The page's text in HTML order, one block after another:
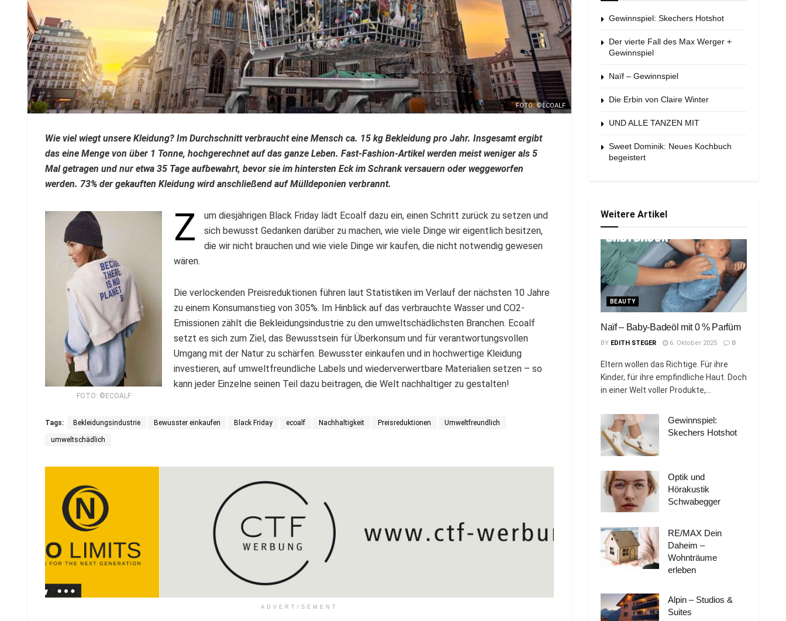
FOTO: ©ECOALF
Wie viel wiegt unsere Kleidung? Im Durchschnitt verbraucht eine Mensch ca. 15 kg Bekleidung pro Jahr. Insgesamt ergibt
das eine Menge von über 1 Tonne, hochgerechnet auf das ganze Leben. Fast-Fashion-Artikel werden meist weniger als 5
Mal getragen und nur etwa 35 Tage aufbewahrt, bevor sie im hintersten Eck im Schrank versauern oder weggeworfen
werden. 73% der gekauften Kleidung wird anschließend auf Mülldeponien verbrannt.
FOTO: ©ECOALF
Z
um diesjährigen Black Friday lädt Ecoalf dazu ein, einen Schritt zurück zu setzen und
sich bewusst Gedanken darüber zu machen, wie viele Dinge wir eigentlich besitzen,
die wir nicht brauchen und wie viele Dinge wir kaufen, die nicht notwendig gewesen
wären.
Die verlockenden Preisreduktionen führen laut Statistiken im Verlauf der nächsten 10 Jahre
zu einem Konsumanstieg von 305%. Im Hinblick auf das verbrauchte Wasser und CO2-
Emissionen zählt die Bekleidungsindustrie zu den umweltschädlichsten Branchen. Ecoalf
setzt es sich zum Ziel, das Bewusstsein für Überkonsum und für verantwortungsvollen
Umgang mit der Natur zu schärfen. Bewusster einkaufen und in hochwertige Kleidung
investieren, auf umweltfreundliche Labels und wiederverwertbare Materialien setzen – so
kann jeder Einzelne seinen Teil dazu beitragen, die Welt nachhaltiger zu gestalten!
Tags: Bekleidungsindustrie Bewusster einkaufen Black Friday ecoalf Nachhaltigkeit Preisreduktionen Umweltfreundlich
umweltschädlich
ADVERTISEMENT
Gewinnspiel: Skechers Hotshot
Der vierte Fall des Max Werger +
Gewinnspiel
Naïf – Gewinnspiel
Die Erbin von Claire Winter
UND ALLE TANZEN MIT
Sweet Dominik: Neues Kochbuch
begeistert
Weitere Artikel
BEAUTY
Naïf – Baby-Badeöl mit 0 % Parfüm
BY EDITH STEGER 6. Oktober 2025 0
Eltern wollen das Richtige. Für ihre
Kinder, für ihre empfindliche Haut. Doch
in einer Welt voller Produkte,...
Gewinnspiel:
Skechers Hotshot
Optik und
Hörakustik
Schwabegger
RE/MAX Dein
Daheim –
Wohnträume
erleben
Alpin – Studios &
Suites